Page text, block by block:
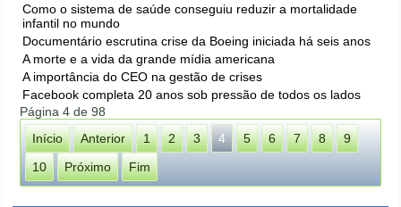
Como o sistema de saúde conseguiu reduzir a mortalidade
infantil no mundo
Documentário escrutina crise da Boeing iniciada há seis anos
A morte e a vida da grande mídia americana
A importância do CEO na gestão de crises
Facebook completa 20 anos sob pressão de todos os lados
Página 4 de 98
Início
Anterior 1 2 3 4 5 6 7 8
9
10
Próximo Fim